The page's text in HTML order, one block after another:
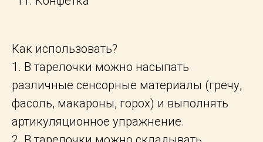
Как использовать?
1. В тарелочки можно насыпать
различные сенсорные материалы (гречу,
фасоль, макароны, горох) и выполнять
артикуляционное упражнение.